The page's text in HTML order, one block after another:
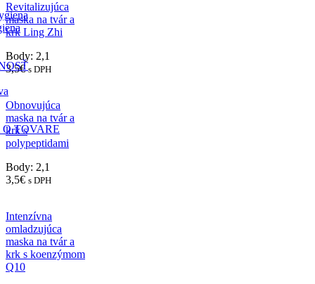
TOVARE
Revitalizujúca
maska na tvár a
krk Ling Zhi
Body: 2,1
3,5€ s DPH
Obnovujúca
maska na tvár a
krk s
polypeptidami
Body: 2,1
3,5€ s DPH
Intenzívna
omladzujúca
maska na tvár a
krk s koenzýmom
Q10